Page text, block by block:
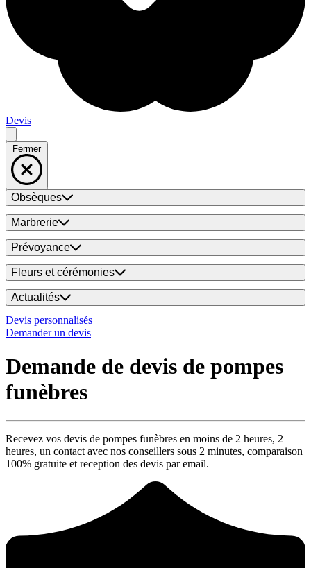
Devis
Fermer
Obsèques
Marbrerie
Prévoyance
Fleurs et cérémonies
Actualités
Devis personnalisés
Demander un devis
Demande de devis de pompes
funèbres
Recevez vos devis de pompes funèbres en moins de 2 heures, 2
heures, un contact avec nos conseillers sous 2 minutes, comparaison
100% gratuite et reception des devis par email.